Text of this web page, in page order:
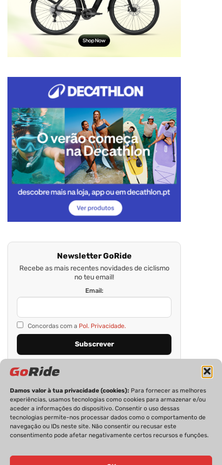
Damos valor à tua privacidade (cookies): Para fornecer as melhores
experiências, usamos tecnologias como cookies para armazenar e/ou
aceder a informações do dispositivo. Consentir o uso dessas
tecnologias permite-nos processar dados como o comportamento de
navegação ou IDs neste site. Não consentir ou recusar este
consentimento pode afetar negativamente certos recursos e funções.
Newsletter GoRide
Recebe as mais recentes novidades de ciclismo
no teu email!
Email:
Concordas com a Pol. Privacidade.
PRIVACIDADE FICHA TÉCNICA
ESTATUTO EDITORIAL